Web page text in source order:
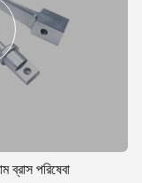
ব্রাস পরিষেবা